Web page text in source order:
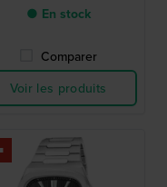
● En stock
Comparer
Voir les produits